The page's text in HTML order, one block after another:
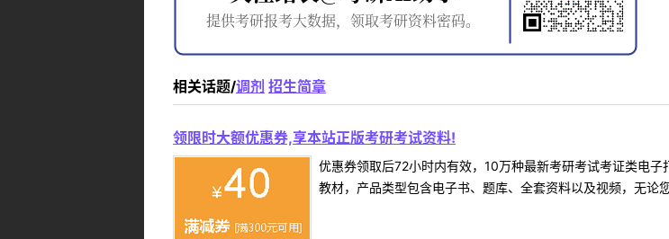
相关话题/调剂 招生简章
领限时大额优惠券,享本站正版考研考试资料!
优惠券领取后72小时内有效，10万种最新考研考试考证类电
教材，产品类型包含电子书、题库、全套资料以及视频，无